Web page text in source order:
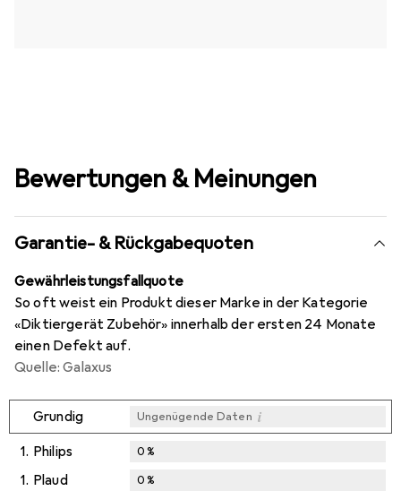
Bewertungen & Meinungen
Garantie- & Rückgabequoten
Gewährleistungsfallquote
So oft weist ein Produkt dieser Marke in der Kategorie
«Diktiergerät Zubehör» innerhalb der ersten 24 Monate
einen Defekt auf.
Quelle: Galaxus
Grundig Ungenügende Daten i
1. Philips 0%
1. Plaud 0%